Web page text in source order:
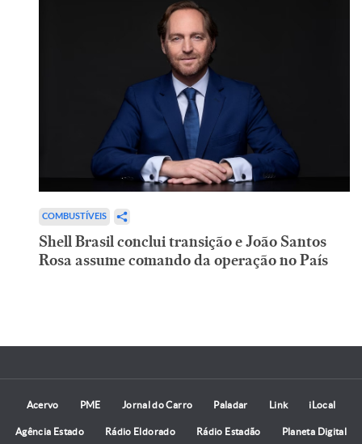
COMBUSTÍVEIS
Shell Brasil conclui transição e João Santos
Rosa assume comando da operação no País
Acervo PME Jornal do Carro Paladar Link iLocal
Agência Estado Rádio Eldorado Rádio Estadão Planeta Digital